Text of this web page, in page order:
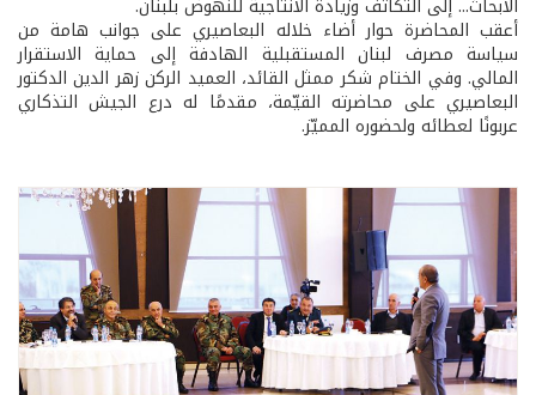
أعقب المحاضرة حوار أضاء خلاله البعاصيري على جوانب هامة من
سياسة مصرف لبنان المستقبلية الهادفة إلى حماية الاستقرار
المالي. وفي الختام شكر ممثل القائد، العميد الركن زهر الدين الدكتور
البعاصيري على محاضرته القيّمة، مقدمًا له درع الجيش التذكاري
عربونًا لعطائه ولحضوره المميّز.